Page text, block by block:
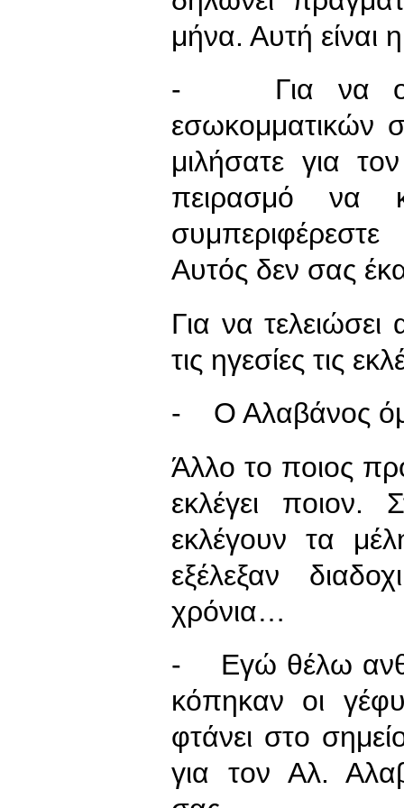
μήνα. Αυτή είναι
- Για να
εσωκομματικών
μιλήσατε για
πειρασμό να
Αυτός δεν σας
Για να
τις ηγεσίες τις
- Ο Αλαβάνος
Άλλο το ποιος
εκλέγει ποιον.
εκλέγουν τα
εξέλεξαν
χρόνια…
- Εγώ θέλω
κόπηκαν οι
φτάνει στο
για τον Αλ.